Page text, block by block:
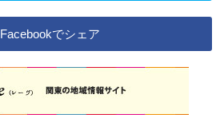
Facebookでシェア